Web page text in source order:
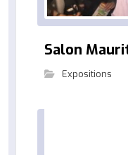
Salon
Expositions